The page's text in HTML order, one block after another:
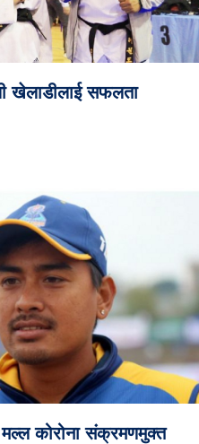
खेलाडीलाई सफलता
मल्ल कोरोना संक्रमणमुक्त